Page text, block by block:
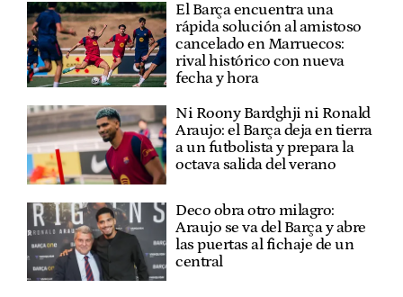
El Barça encuentra una
rápida solución al amistoso
cancelado en Marruecos:
rival histórico con nueva
fecha y hora
Ni Roony Bardghji ni Ronald
Araujo: el Barça deja en tierra
a un futbolista y prepara la
octava salida del verano
Deco obra otro milagro:
Araujo se va del Barça y abre
las puertas al fichaje de un
central